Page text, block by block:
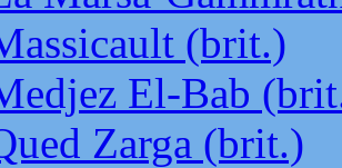
(brit.)
El-Bab
Zarga (brit.)